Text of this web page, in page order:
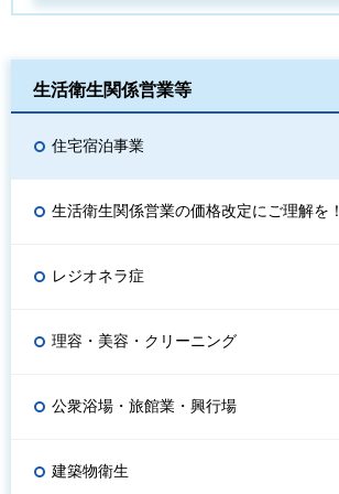
生活衛生関係営業等
住宅宿泊事業
生活衛生関係営業の価格改定にご理解を！
レジオネラ症
理容・美容・クリーニング
公衆浴場・旅館業・興行場
建築物衛生